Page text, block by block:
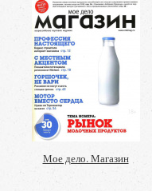
Мое дело. Магазин